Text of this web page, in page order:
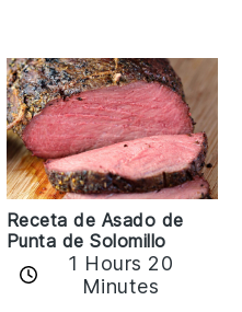
Receta de Asado de
Punta de Solomillo
1 Hours 20
Minutes